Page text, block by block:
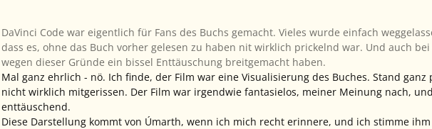
DaVinci Code war eigentlich für Fans des Buchs gemacht. Vieles wurde einfach
dass es, ohne das Buch vorher gelesen zu haben nit wirklich prickelnd war. Und auch
wegen dieser Gründe ein bissel Enttäuschung breitgemacht haben.
Mal ganz ehrlich - nö. Ich finde, der Film war eine Visualisierung des Buches. Stand
nicht wirklich mitgerissen. Der Film war irgendwie fantasielos, meiner Meinung nach,
enttäuschend.
Diese Darstellung kommt von Úmarth, wenn ich mich recht erinnere, und ich stimme ihm